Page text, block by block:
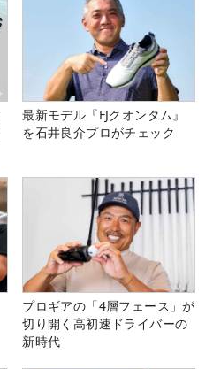
最新モデル『FJクオンタム』
を石井良介プロがチェック
プロギアの「4層フェース」が
切り開く高初速ドライバーの
新時代